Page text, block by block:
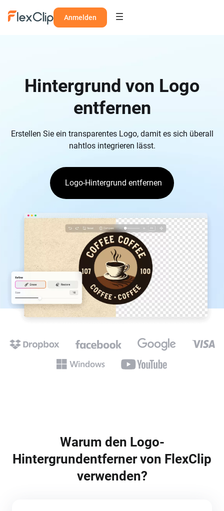
Anmelden
Hintergrund von Logo
entfernen
Erstellen Sie ein transparentes Logo, damit es sich überall
nahtlos integrieren lässt.
Logo-Hintergrund entfernen
Warum den Logo-
Hintergrundentferner von FlexClip
verwenden?